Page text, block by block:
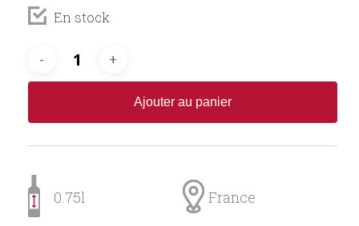
En stock
Ajouter au panier
0.75l France